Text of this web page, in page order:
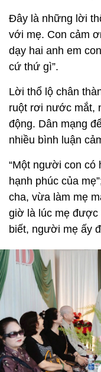
Đây là những lời
với mẹ. Con cảm
dạy hai anh em
cứ thứ gì”.
Lời thổ lộ chân
ruột rơi nước mắt,
động. Dân mạng
nhiều bình luận
“Một người con có
hạnh phúc của
cha, vừa làm mẹ
giờ là lúc mẹ được
biết, người mẹ ấy